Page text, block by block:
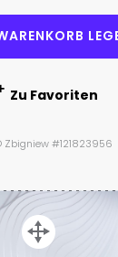
Zu Favoriten
Zbigniew #121823956